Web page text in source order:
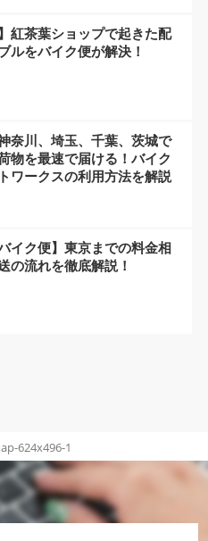
】紅茶葉ショップで起きた配
ルをバイク便が解決！
奈川、埼玉、千葉、茨城で
物を最速で届ける！バイク
ワークスの利用方法を解説
バイク便】東京までの料金相
の流れを徹底解説！
624x496-1